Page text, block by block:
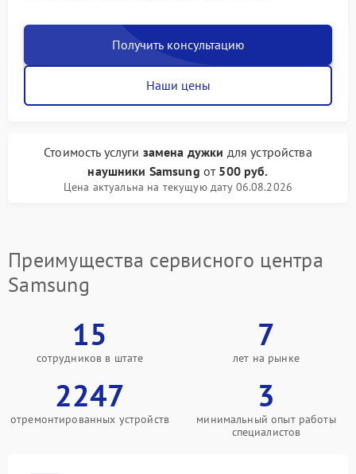
Получить консультацию
Наши цены
Стоимость услуги замена дужки для устройства
наушники Samsung от 500 руб.
Цена актуальна на текущую дату 06.08.2026
Преимущества сервисного центра
Samsung
15
сотрудников в штате
7
лет на рынке
2247
отремонтированных устройств
3
минимальный опыт работы
специалистов